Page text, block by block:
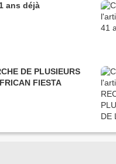
ans déjà
DE PLUSIEURS
FIESTA